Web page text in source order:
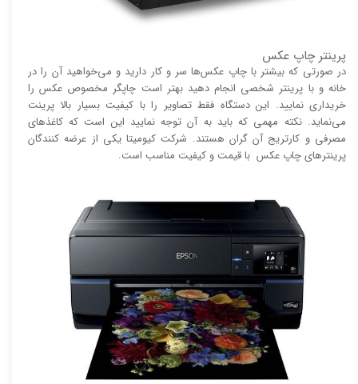
پرینتر چاپ عکس
در صورتی که بیشتر با چاپ عکس‌ها سر و کار دارید و می‌خواهید آن را در
خانه و با پرینتر شخصی انجام دهید بهتر است چاپگر مخصوص عکس را
خریداری نمایید. این دستگاه فقط تصاویر را با کیفیت بسیار بالا پرینت
می‌نماید. نکته مهمی که باید به آن توجه نمایید این است که کاغذ‌های
مصرفی و کارتریج آن گران هستند. شرکت کیومیتا یکی از عرضه کنندگان
پرینتر‌های چاپ عکس با قیمت و کیفیت مناسب است.